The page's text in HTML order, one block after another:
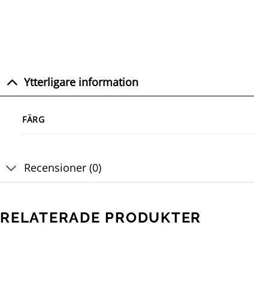
Ytterligare information
FÄRG
Recensioner (0)
RELATERADE PRODUKTER